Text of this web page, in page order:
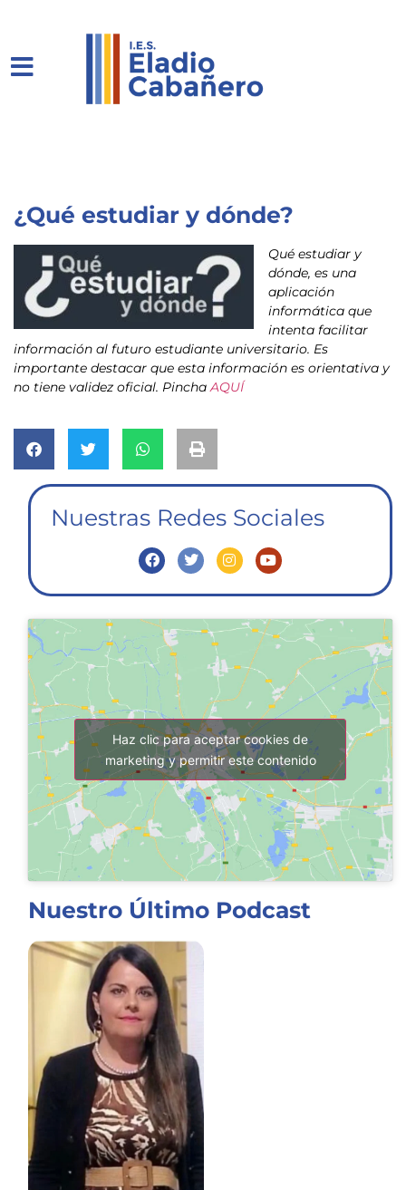
¿Qué estudiar y dónde?
Qué estudiar y
dónde, es una
aplicación
informática que
intenta facilitar
información al futuro estudiante universitario. Es
importante destacar que esta información es orientativa y
no tiene validez oficial. PinchaAQUÍ
Nuestras Redes Sociales
Haz clic para aceptar cookies de
marketing y permitir este contenido
Nuestro Último Podcast